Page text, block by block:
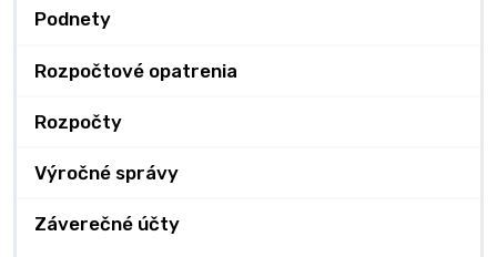
Podnety
Rozpočtové opatrenia
Rozpočty
Výročné správy
Záverečné účty